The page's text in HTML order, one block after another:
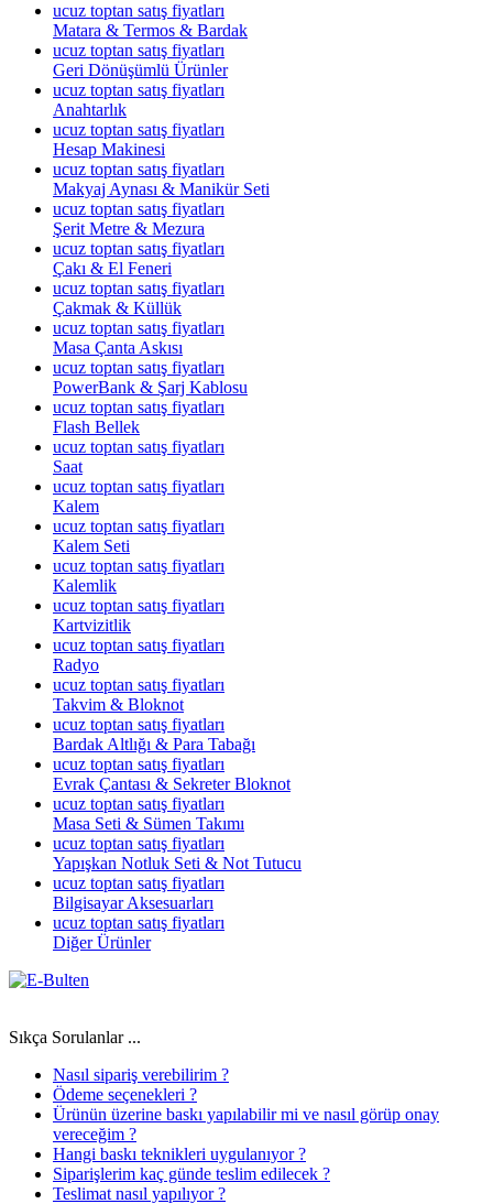
ucuz toptan satış fiyatları
Matara & Termos & Bardak
ucuz toptan satış fiyatları
Geri Dönüşümlü Ürünler
ucuz toptan satış fiyatları
Anahtarlık
ucuz toptan satış fiyatları
Hesap Makinesi
ucuz toptan satış fiyatları
Makyaj Aynası & Manikür Seti
ucuz toptan satış fiyatları
Şerit Metre & Mezura
ucuz toptan satış fiyatları
Çakı & El Feneri
ucuz toptan satış fiyatları
Çakmak & Küllük
ucuz toptan satış fiyatları
Masa Çanta Askısı
ucuz toptan satış fiyatları
PowerBank & Şarj Kablosu
ucuz toptan satış fiyatları
Flash Bellek
ucuz toptan satış fiyatları
Saat
ucuz toptan satış fiyatları
Kalem
ucuz toptan satış fiyatları
Kalem Seti
ucuz toptan satış fiyatları
Kalemlik
ucuz toptan satış fiyatları
Kartvizitlik
ucuz toptan satış fiyatları
Radyo
ucuz toptan satış fiyatları
Takvim & Bloknot
ucuz toptan satış fiyatları
Bardak Altlığı & Para Tabağı
ucuz toptan satış fiyatları
Evrak Çantası & Sekreter Bloknot
ucuz toptan satış fiyatları
Masa Seti & Sümen Takımı
ucuz toptan satış fiyatları
Yapışkan Notluk Seti & Not Tutucu
ucuz toptan satış fiyatları
Bilgisayar Aksesuarları
ucuz toptan satış fiyatları
Diğer Ürünler
Sıkça Sorulanlar ...
Nasıl sipariş verebilirim ?
Ödeme seçenekleri ?
Ürünün üzerine baskı yapılabilir mi ve nasıl görüp onay
vereceğim ?
Hangi baskı teknikleri uygulanıyor ?
Siparişlerim kaç günde teslim edilecek ?
Teslimat nasıl yapılıyor ?